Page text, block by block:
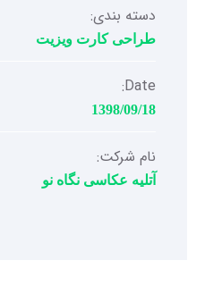
دسته بندی:
طراحی کارت ویزیت
Date:
1398/09/18
نام شرکت:
آتلیه عکاسی نگاه نو